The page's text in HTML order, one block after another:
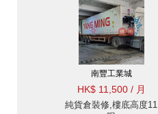
南豐工業城
HK$ 11,500 / 月
純貨倉裝修,樓底高度11